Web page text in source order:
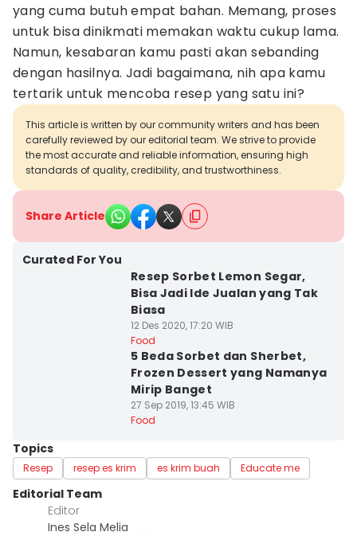
yang cuma butuh empat bahan. Memang, proses
untuk bisa dinikmati memakan waktu cukup lama.
Namun, kesabaran kamu pasti akan sebanding
dengan hasilnya. Jadi bagaimana, nih apa kamu
tertarik untuk mencoba resep yang satu ini?
This article is written by our community writers and has been
carefully reviewed by our editorial team. We strive to provide
the most accurate and reliable information, ensuring high
standards of quality, credibility, and trustworthiness.
Share Article
Curated For You
Resep Sorbet Lemon Segar,
Bisa Jadi Ide Jualan yang Tak
Biasa
12 Des 2020, 17:20 WIB
Food
5 Beda Sorbet dan Sherbet,
Frozen Dessert yang Namanya
Mirip Banget
27 Sep 2019, 13:45 WIB
Food
Topics
Resep resep es krim es krim buah Educate me
Editorial Team
Editor
Ines Sela Melia